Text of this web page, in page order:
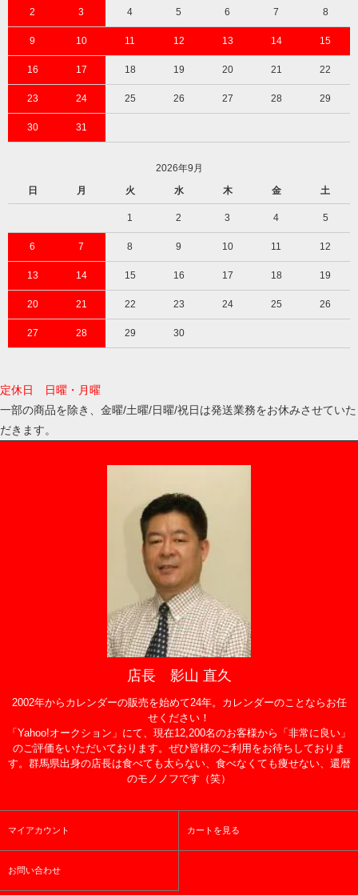
2 3 4 5 6 7 8
9 10 11 12 13 14 15
16 17 18 19 20 21 22
23 24 25 26 27 28 29
30 31
2026年9月
日
月 火 水 木 金 土
1 2 3 4 5
6 7 8 9 10 11 12
13 14 15 16 17 18 19
20 21 22 23 24 25 26
27 28 29 30
定休日 日曜・月曜
一部の商品を除き、金曜/土曜/日曜/祝日は発送業務をお休みさせていた
だきます。
店長 影山 直久
2002年からカレンダーの販売を始めて24年。カレンダーのことならお任
せください！
「Yahoo!オークション」にて、現在12,200名のお客様から「非常に良い」
のご評価をいただいております。ぜひ皆様のご利用をお待ちしておりま
す。群馬県出身の店長は食べても太らない、食べなくても痩せない、還暦
のモノノフです（笑）
マイアカウント カートを見る
お問い合わせ